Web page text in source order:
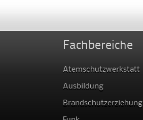
Fachbereiche
Atemschutzwerkstatt
Ausbildung
Brandschutzerziehung